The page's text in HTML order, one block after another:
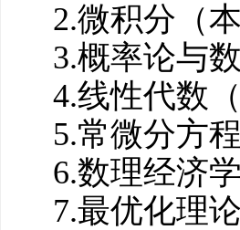
2.微积分（本
3.概率论与
4.线性代数
5.常微分方
6.数理经济
7.最优化理